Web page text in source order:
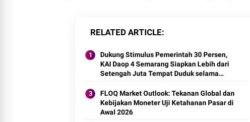
RELATED ARTICLE
Dukung Stimulus Pemerintah 30 Persen,
KAI Daop 4 Semarang Siapkan Lebih dari
Setengah Juta Tempat Duduk selama
FLOQ Market Outlook: Tekanan Global dan
Kebijakan Moneter Uji Ketahanan Pasar di
Awal 2026